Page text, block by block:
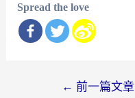
Spread the love
← 前一篇文章